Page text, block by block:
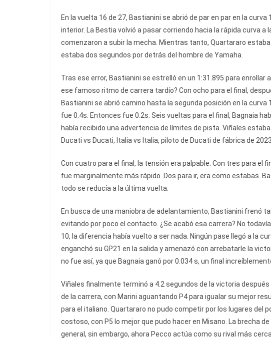
En la vuelta 16 de 27, Bastianini se abrió de par en par en la
interior. La Bestia volvió a pasar corriendo hacia la rápida curva a
comenzaron a subir la mecha. Mientras tanto, Quartararo
estaba dos segundos por detrás del hombre de Yamaha.
Tras ese error, Bastianini se estrelló en un 1:31.895 para enrollar
ese famoso ritmo de carrera tardío? Con ocho para el final,
Bastianini se abrió camino hasta la segunda posición en la curva
fue 0.4s. Entonces fue 0.2s. Seis vueltas para el final, Bagnaia
había recibido una advertencia de límites de pista. Viñales
Ducati vs Ducati, Italia vs Italia, piloto de Ducati de fábrica de
Con cuatro para el final, la tensión era palpable. Con tres para el
fue marginalmente más rápido. Dos para ir, era como estabas.
todo se reducía a la última vuelta.
En busca de una maniobra de adelantamiento, Bastianini frenó
evitando por poco el contacto. ¿Se acabó esa carrera? No
10, la diferencia había vuelto a ser nada. Ningún pase llegó a la
enganchó su GP21 en la salida y amenazó con arrebatarle la
no fue así, ya que Bagnaia ganó por 0.034 s, un final
Viñales finalmente terminó a 4.2 segundos de la victoria
de la carrera, con Marini aguantando P4 para igualar su mejor
para el italiano. Quartararo no pudo competir por los lugares del
costoso, con P5 lo mejor que pudo hacer en Misano. La brecha
general, sin embargo, ahora Pecco actúa como su rival más